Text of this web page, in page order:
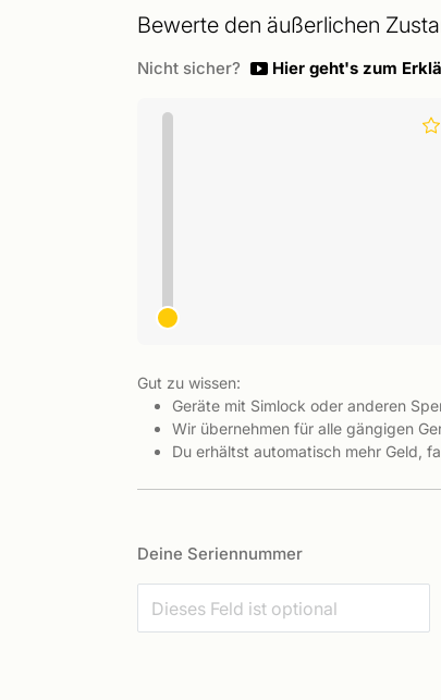
Bewerte den äußerlichen
Nicht sicher? Hier geht's zum
Gut zu wissen:
Geräte mit Simlock oder anderen
Wir übernehmen für alle gängigen
Du erhältst automatisch mehr Geld,
Deine Seriennummer